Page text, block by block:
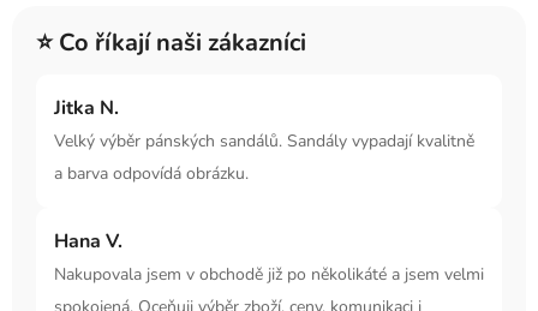
⭐ Co říkají naši zákazníci
Jitka N.
Velký výběr pánských sandálů. Sandály vypadají kvalitně
a barva odpovídá obrázku.
Hana V.
Nakupovala jsem v obchodě již po několikáté a jsem velmi